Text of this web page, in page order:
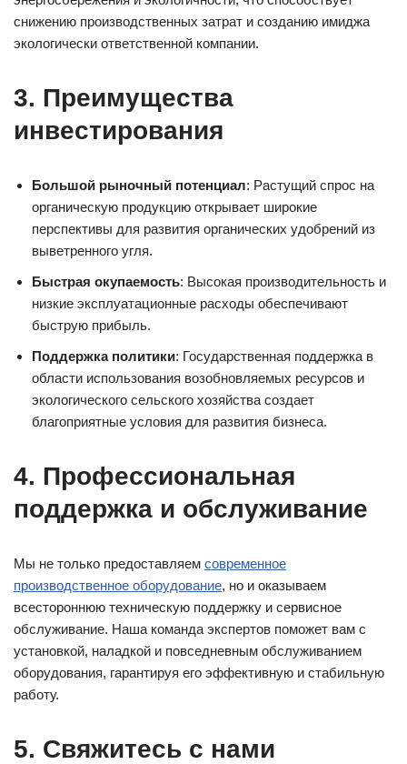
снижению производственных затрат и созданию имиджа
экологически ответственной компании.
3. Преимущества
инвестирования
Большой рыночный потенциал: Растущий спрос на
органическую продукцию открывает широкие
перспективы для развития органических удобрений из
выветренного угля.
Быстрая окупаемость: Высокая производительность и
низкие эксплуатационные расходы обеспечивают
быструю прибыль.
Поддержка политики: Государственная поддержка в
области использования возобновляемых ресурсов и
экологического сельского хозяйства создает
благоприятные условия для развития бизнеса.
4. Профессиональная
поддержка и обслуживание
Мы не только предоставляем современное
производственное оборудование, но и оказываем
всестороннюю техническую поддержку и сервисное
обслуживание. Наша команда экспертов поможет вам с
установкой, наладкой и повседневным обслуживанием
оборудования, гарантируя его эффективную и стабильную
работу.
5. Свяжитесь с нами